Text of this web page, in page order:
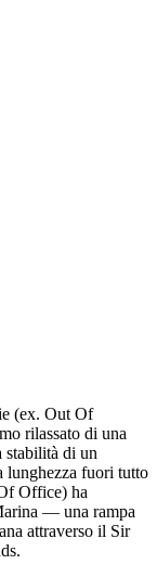
(ex. Out Of
rilassato di una
stabilità di un
lunghezza fuori tutto
Office) ha
— una rampa
attraverso il Sir